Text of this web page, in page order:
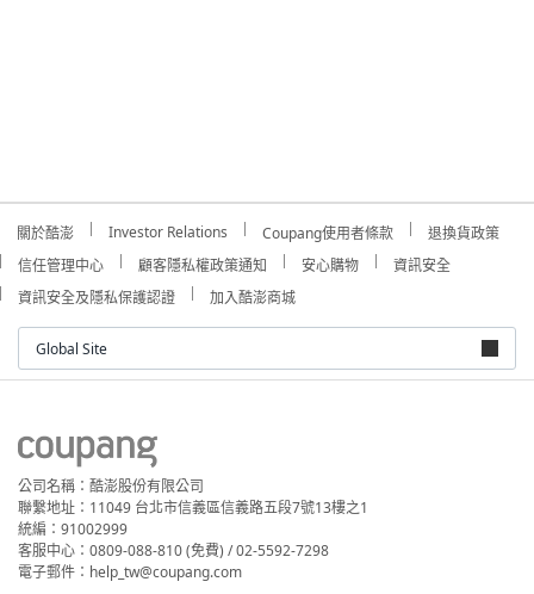
關於酷澎 Investor Relations Coupang使用者條款
退換貨政策
信任管理中心
顧客隱私權政策通知 安心購物
資訊安全
資訊安全及隱私保護認證
加入酷澎商城
Global Site
公司名稱：酷澎股份有限公司
聯繫地址：11049 台北市信義區信義路五段7號13樓之1
統編：91002999
客服中心：0809-088-810 (免費) / 02-5592-7298
電子郵件：help_tw@coupang.com